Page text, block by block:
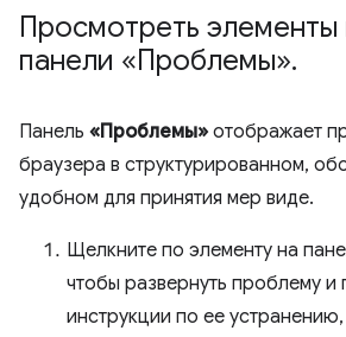
Просмотреть
панели «Проблемы».
Панель «Проблемы» отображает
браузера в структурированном,
удобном для принятия мер виде.
Щелкните по элементу на
чтобы развернуть проблему и
инструкции по ее